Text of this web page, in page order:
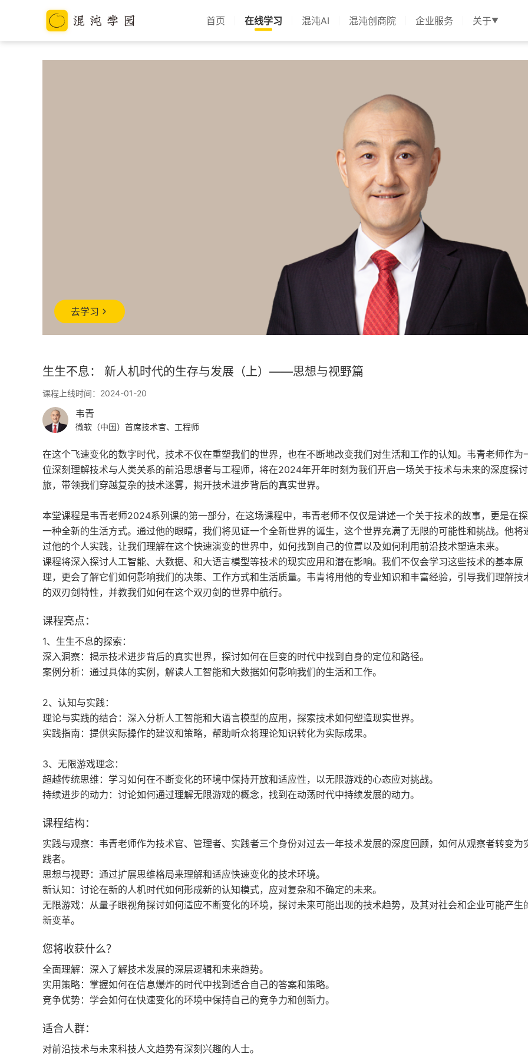
首页 在线学习 混沌AI 混沌创商院 企业服务 关于▼
去学习
生生不息： 新人机时代的生存与发展（上）——思想与视野篇
课程上线时间：2024-01-20
韦青
微软（中国）首席技术官、工程师
在这个飞速变化的数字时代，技术不仅在重塑我们的世界，也在不断地改变我们对生活和工作的认知。韦青老师作为
位深刻理解技术与人类关系的前沿思想者与工程师，将在2024年开年时刻为我们开启一场关于技术与未来的深度探
旅，带领我们穿越复杂的技术迷雾，揭开技术进步背后的真实世界。
本堂课程是韦青老师2024系列课的第一部分，在这场课程中，韦青老师不仅仅是讲述一个关于技术的故事，更是在
一种全新的生活方式。通过他的眼睛，我们将见证一个全新世界的诞生，这个世界充满了无限的可能性和挑战。他将
过他的个人实践，让我们理解在这个快速演变的世界中，如何找到自己的位置以及如何利用前沿技术塑造未来。
课程将深入探讨人工智能、大数据、和大语言模型等技术的现实应用和潜在影响。我们不仅会学习这些技术的基本原
理，更会了解它们如何影响我们的决策、工作方式和生活质量。韦青将用他的专业知识和丰富经验，引导我们理解技
的双刃剑特性，并教我们如何在这个双刃剑的世界中航行。
课程亮点：
1、生生不息的探索：
深入洞察：揭示技术进步背后的真实世界，探讨如何在巨变的时代中找到自身的定位和路径。
案例分析：通过具体的实例，解读人工智能和大数据如何影响我们的生活和工作。
2、认知与实践：
理论与实践的结合：深入分析人工智能和大语言模型的应用，探索技术如何塑造现实世界。
实践指南：提供实际操作的建议和策略，帮助听众将理论知识转化为实际成果。
3、无限游戏理念：
超越传统思维：学习如何在不断变化的环境中保持开放和适应性，以无限游戏的心态应对挑战。
持续进步的动力：讨论如何通过理解无限游戏的概念，找到在动荡时代中持续发展的动力。
课程结构：
实践与观察：韦青老师作为技术官、管理者、实践者三个身份对过去一年技术发展的深度回顾，如何从观察者转变为
践者。
思想与视野：通过扩展思维格局来理解和适应快速变化的技术环境。
新认知：讨论在新的人机时代如何形成新的认知模式，应对复杂和不确定的未来。
无限游戏：从量子眼视角探讨如何适应不断变化的环境，探讨未来可能出现的技术趋势，及其对社会和企业可能产生
新变革。
您将收获什么？
全面理解：深入了解技术发展的深层逻辑和未来趋势。
实用策略：掌握如何在信息爆炸的时代中找到适合自己的答案和策略。
竞争优势：学会如何在快速变化的环境中保持自己的竞争力和创新力。
适合人群：
对前沿技术与未来科技人文趋势有深刻兴趣的人士。